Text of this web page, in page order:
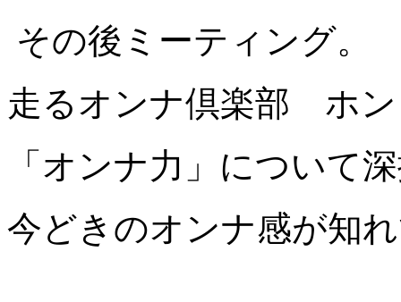
その後ミーティング。
走るオンナ倶楽部 ホン
「オンナ力」について
今どきのオンナ感が知